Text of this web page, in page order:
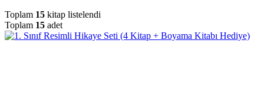
Toplam 15 kitap listelendi
Toplam 15 adet